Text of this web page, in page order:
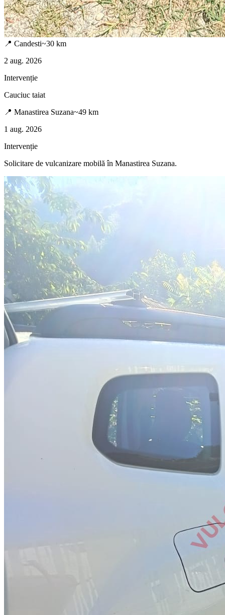
📍 Candesti~30 km
2 aug. 2026
Intervenție
Cauciuc taiat
📍 Manastirea Suzana~49 km
1 aug. 2026
Intervenție
Solicitare de vulcanizare mobilă în Manastirea Suzana.